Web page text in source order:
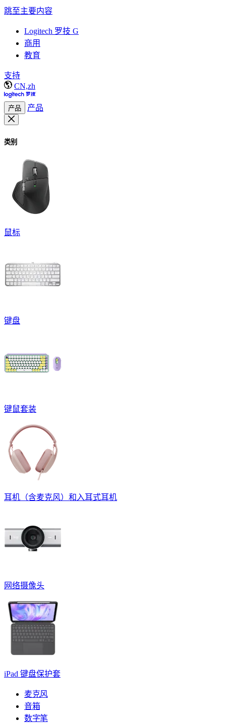
跳至主要内容
Logitech 罗技 G
商用
教育
支持
CN,zh
产品 产品
类别
鼠标
键盘
键鼠套装
耳机（含麦克风）和入耳式耳机
网络摄像头
iPad 键盘保护套
麦克风
音箱
数字笔